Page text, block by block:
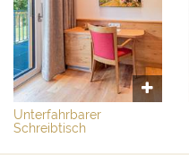
Unterfahrbarer
Schreibtisch